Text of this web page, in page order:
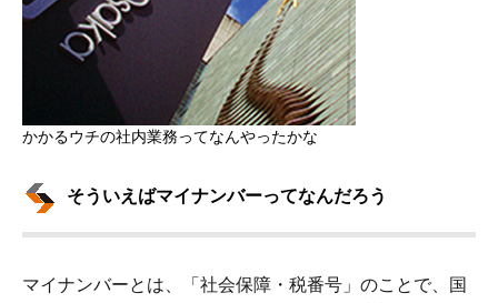
かかるウチの社内業務ってなんやったかな
そういえばマイナンバーってなんだろう
マイナンバーとは、「社会保障・税番号」のことで、国